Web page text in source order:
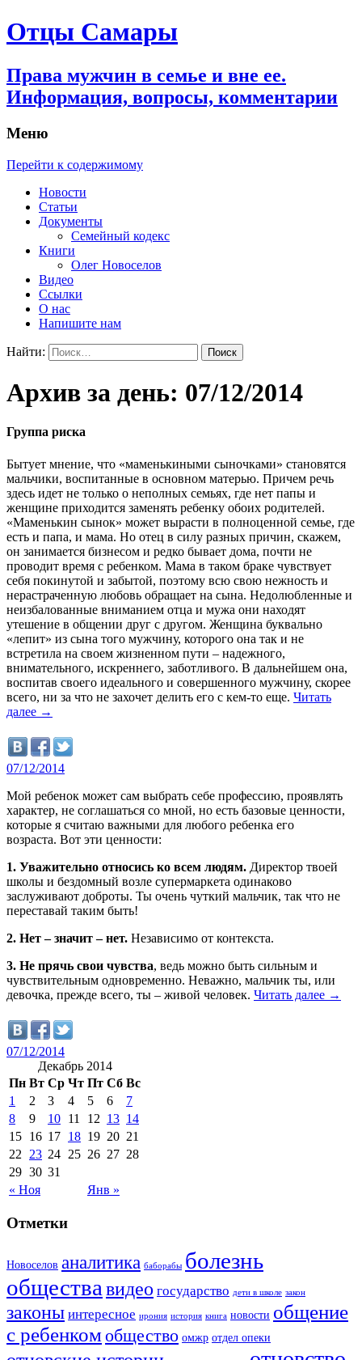
Отцы Самары
Права мужчин в семье и вне ее.
Информация, вопросы, комментарии
Меню
Перейти к содержимому
Новости
Статьи
Документы
Семейный кодекс
Книги
Олег Новоселов
Видео
Ссылки
О нас
Напишите нам
Найти:
Архив за день: 07/12/2014
Группа риска
Бытует мнение, что «маменькиными сыночками» становятся
мальчики, воспитанные в основном матерью. Причем речь
здесь идет не только о неполных семьях, где нет папы и
женщине приходится заменять ребенку обоих родителей.
«Маменькин сынок» может вырасти в полноценной семье, где
есть и папа, и мама. Но отец в силу разных причин, скажем,
он занимается бизнесом и редко бывает дома, почти не
проводит время с ребенком. Мама в таком браке чувствует
себя покинутой и забытой, поэтому всю свою нежность и
нерастраченную любовь обращает на сына. Недолюбленные и
неизбалованные вниманием отца и мужа они находят
утешение в общении друг с другом. Женщина буквально
«лепит» из сына того мужчину, которого она так и не
встретила на своем жизненном пути – надежного,
внимательного, искреннего, заботливого. В дальнейшем она,
воспитав своего идеального и совершенного мужчину, скорее
всего, ни за что не захочет делить его с кем-то еще. Читать
далее →
07/12/2014
Мой ребенок может сам выбрать себе профессию, проявлять
характер, не соглашаться со мной, но есть базовые ценности,
которые я считаю важными для любого ребенка его
возраста. Вот эти ценности:
1. Уважительно относись ко всем людям. Директор твоей
школы и бездомный возле супермаркета одинаково
заслуживают доброты. Ты очень чуткий мальчик, так что не
переставай таким быть!
2. Нет – значит – нет. Независимо от контекста.
3. Не прячь свои чувства, ведь можно быть сильным и
чувствительным одновременно. Неважно, мальчик ты, или
девочка, прежде всего, ты – живой человек. Читать далее →
07/12/2014
Декабрь 2014
Пн Вт Ср Чт Пт Сб Вс
« Ноя Янв »
1 2 3 4 5 6
7
8
9 10 11 12 13 14
15 16 17 18 19 20 21
22
23 24 25 26 27 28
29 30 31
Отметки
Новоселов аналитика баборабы болезнь
общества видео государство дети в школе закон
законы интересное ирония история книга новости общение
с ребенкомобщество омжр отдел опеки